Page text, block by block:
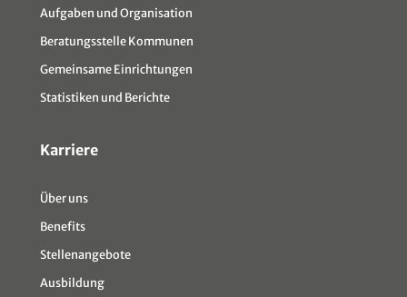
Aufgaben und Organisation
Beratungsstelle Kommunen
Gemeinsame Einrichtungen
Statistiken und Berichte
Karriere
Über uns
Benefits
Stellenangebote
Ausbildung